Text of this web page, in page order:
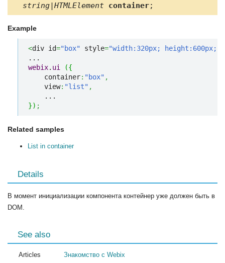
string|HTMLElement container;
Example
<div id="box" style="width:320px; height:600px;"
webix. ui ({
    container
: "box" ,
    view
: "list" ,
}) ;
Related samples
List in container
Details
В момент инициализации компонента контейнер уже должен быть в
DOM.
See also
Articles
Знакомство с Webix